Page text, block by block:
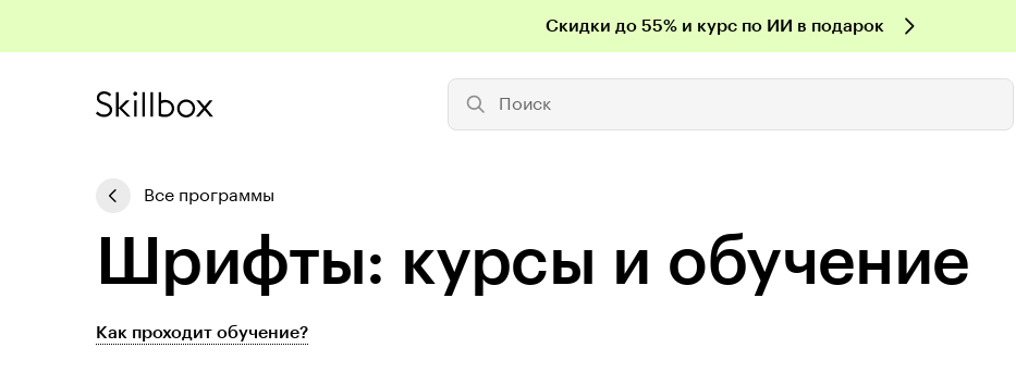
Скидки до 55% и курс по ИИ в подарок
Поиск
Все программы
Шрифты: курсы и обучение
Как проходит обучение?